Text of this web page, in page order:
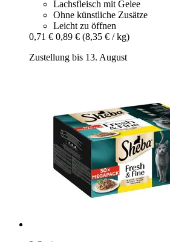
Lachsfleisch mit Gelee
Ohne künstliche Zusätze
Leicht zu öffnen
0,71 € 0,89 € (8,35 € / kg)
Zustellung bis 13. August